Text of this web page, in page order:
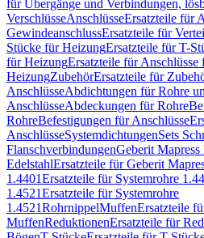
für Übergänge und Verbindungen,
VerschlüsseAnschlüsseErsatzteile für
GewindeanschlussErsatzteile für
Stücke für HeizungErsatzteile für T-
für HeizungErsatzteile für Anschlüsse
HeizungZubehörErsatzteile für
AnschlüsseAbdichtungen für Rohre
AnschlüsseAbdeckungen für Rohre
RohreBefestigungen für Anschlüsse
AnschlüsseSystemdichtungenSets
FlanschverbindungenGeberit Mapress
EdelstahlErsatzteile für Geberit
1.4401Ersatzteile für Systemrohre
1.4521Ersatzteile für Systemrohre
1.4521RohrnippelMuffenErsatzteile
MuffenReduktionenErsatzteile für